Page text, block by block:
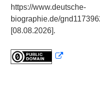
https://www.deutsche-
biographie.de/
[08.08.2026].